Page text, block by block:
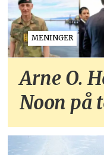
MENINGER
Arne O.
Noon på